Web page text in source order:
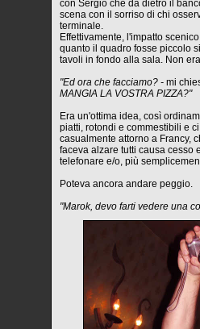
con Sergio che da dietro il
scena con il sorriso di chi
terminale.
Effettivamente, l'impatto
quanto il quadro fosse piccolo
tavoli in fondo alla sala. Non
"Ed ora che facciamo? - mi
MANGIA LA VOSTRA PIZZA?"
Era un'ottima idea, così
piatti, rotondi e commestibili e
casualmente attorno a Francy,
faceva alzare tutti causa cesso
telefonare e/o, più
Poteva ancora andare peggio.
"Marok, devo farti vedere una